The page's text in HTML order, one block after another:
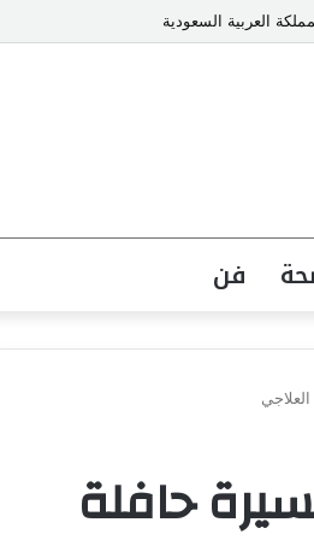
العربية السعودية
فن
حافلة